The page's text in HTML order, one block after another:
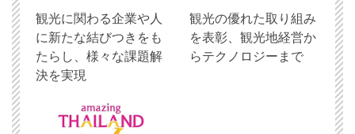
観光に関わる企業や人
に新たな結びつきをも
たらし、様々な課題解
決を実現
観光の優れた取り組み
を表彰、観光地経営か
らテクノロジーまで